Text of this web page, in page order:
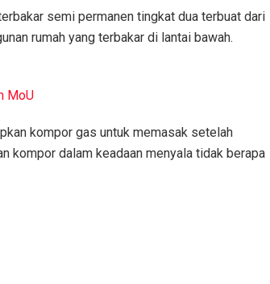
semi permanen tingkat dua terbuat dari
rumah yang terbakar di lantai bawah.
MoU
kompor gas untuk memasak setelah
kompor dalam keadaan menyala tidak berapa